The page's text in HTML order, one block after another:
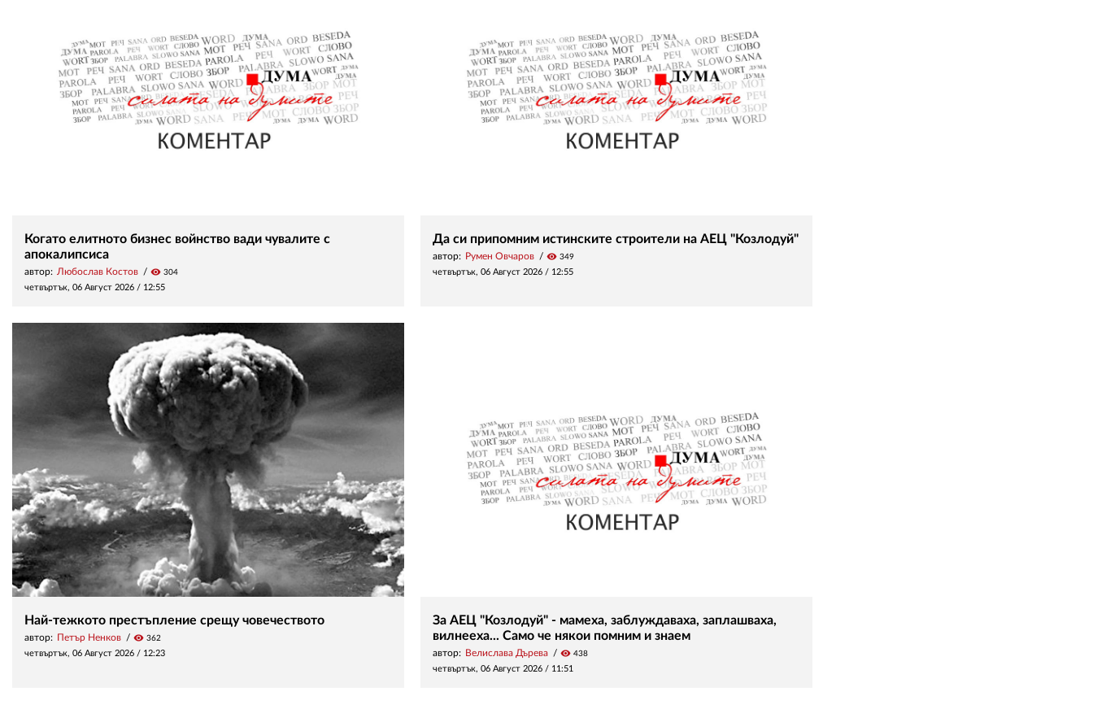
Когато елитното бизнес войнство вади чувалите с
апокалипсиса
автор: Любослав Костов visibility 304
четвъртък, 06 Август 2026 / 12:55
Да си припомним истинските строители на АЕЦ "Козлодуй"
автор: Румен Овчаров visibility 349
четвъртък, 06 Август 2026 / 12:55
Най-тежкото престъпление срещу човечеството
автор: Петър Ненков visibility 362
четвъртък, 06 Август 2026 / 12:23
За АЕЦ "Козлодуй" - мамеха, заблуждаваха, заплашваха,
вилнееха... Само че някои помним и знаем
автор: Велислава Дърева visibility 438
четвъртък, 06 Август 2026 / 11:51